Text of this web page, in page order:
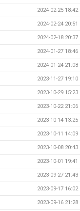
2024-02-25 18:42
2024-02-24 20:51
2024-02-18 20:37
2024-01-27 18:46
2024-01-24 21:08
2023-11-27 19:10
2023-10-29 15:23
2023-10-22 21:06
2023-10-14 13:25
2023-10-11 14:09
2023-10-08 20:43
2023-10-01 19:41
2023-09-27 21:43
2023-09-17 16:02
2023-09-16 21:28